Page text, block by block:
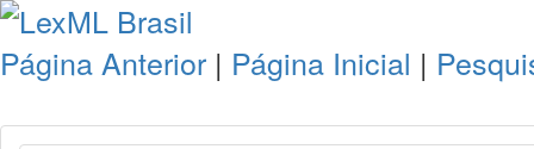
Página Anterior | Página Inicial |